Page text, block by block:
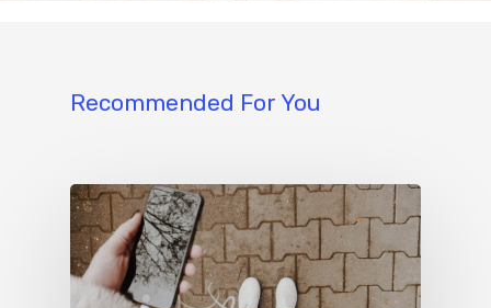
Recommended For You